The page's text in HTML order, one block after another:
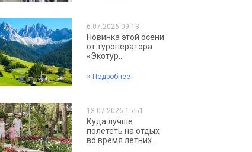
6.07.2026 09:13
Новинка этой осени
от туроператора
«Экотур...
» Подробнее
13.07.2026 15:51
Куда лучше
полететь на отдых
во время летних...